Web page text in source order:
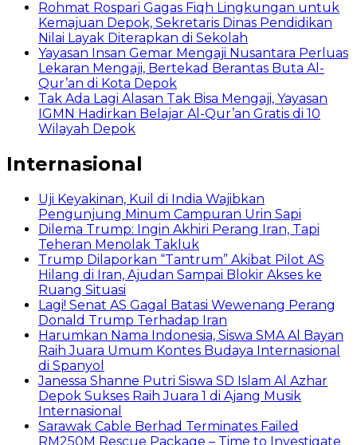
Rohmat Rospari Gagas Fiqh Lingkungan untuk
Kemajuan Depok, Sekretaris Dinas Pendidikan
Nilai Layak Diterapkan di Sekolah
Yayasan Insan Gemar Mengaji Nusantara Perluas
Lekaran Mengaji, Bertekad Berantas Buta Al-
Qur’an di Kota Depok
Tak Ada Lagi Alasan Tak Bisa Mengaji, Yayasan
IGMN Hadirkan Belajar Al-Qur’an Gratis di 10
Wilayah Depok
Internasional
Uji Keyakinan, Kuil di India Wajibkan
Pengunjung Minum Campuran Urin Sapi
Dilema Trump: Ingin Akhiri Perang Iran, Tapi
Teheran Menolak Takluk
Trump Dilaporkan “Tantrum” Akibat Pilot AS
Hilang di Iran, Ajudan Sampai Blokir Akses ke
Ruang Situasi
Lagi! Senat AS Gagal Batasi Wewenang Perang
Donald Trump Terhadap Iran
Harumkan Nama Indonesia, Siswa SMA Al Bayan
Raih Juara Umum Kontes Budaya Internasional
di Spanyol
Janessa Shanne Putri Siswa SD Islam Al Azhar
Depok Sukses Raih Juara 1 di Ajang Musik
Internasional
Sarawak Cable Berhad Terminates Failed
RM250M Rescue Package – Time to Investigate